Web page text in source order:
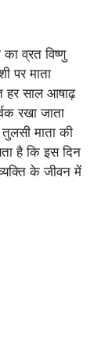
का व्रत विष्णु
पर माता
हर साल आषाढ़
रखा जाता
माता की
है कि इस दिन
के जीवन में